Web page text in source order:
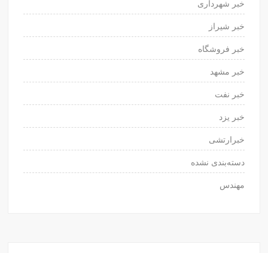
خبر شهرداری
خبر شیراز
خبر فروشگاه
خبر مشهد
خبر نفت
خبر یزد
خبرارتشی
دسته‌بندی نشده
مهندس